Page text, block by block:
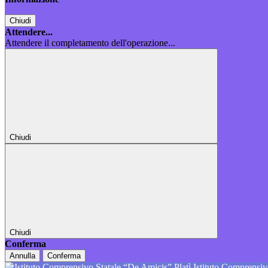
Chiudi
Attendere...
Attendere il completamento dell'operazione...
Chiudi
Chiudi
Conferma
Annulla Conferma